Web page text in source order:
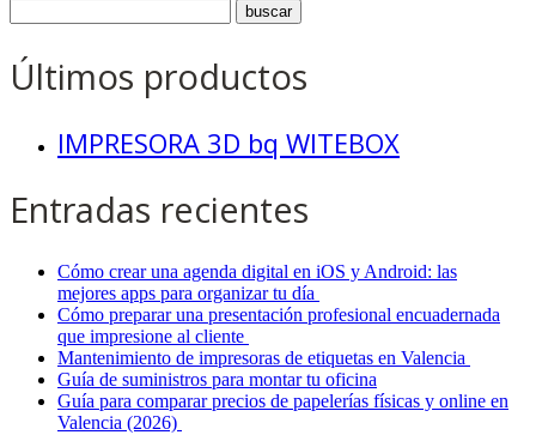
Últimos productos
IMPRESORA 3D bq WITEBOX
Entradas recientes
Cómo crear una agenda digital en iOS y Android: las
mejores apps para organizar tu día
Cómo preparar una presentación profesional encuadernada
que impresione al cliente
Mantenimiento de impresoras de etiquetas en Valencia
Guía de suministros para montar tu oficina
Guía para comparar precios de papelerías físicas y online en
Valencia (2026)